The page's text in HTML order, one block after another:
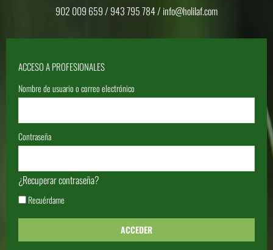
902 009 659 / 943 795 784 / info@holilaf.com
ACCESO A PROFESIONALES
Nombre de usuario o correo electrónico
Contraseña
¿Recuperar contraseña?
Recuérdame